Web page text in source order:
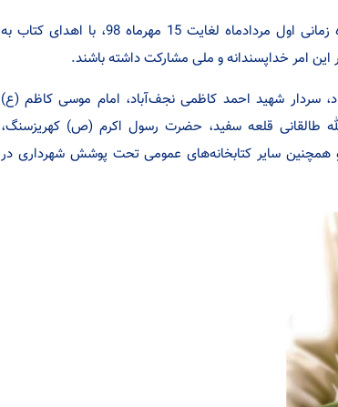
احمدی ابراز داشت: مردم و خیرین شهرستان می‌توانند در بازه زمانی اول مردادماه لغایت 15 مهرماه 98، با اهدای کتاب به
امر خداپسندانه و ملی مشارکت داشته باشند.
سردار شهید احمد کاظمی نجف‌آباد، امام موسی کاظم (ع)
طالقانی قلعه سفید، حضرت رسول اکرم (ص) کهریزسنگ،
همچنین سایر کتابخانه‌های عمومی تحت پوشش شهرداری در